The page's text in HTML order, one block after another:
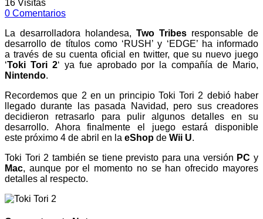
16 Visitas
0 Comentarios
La desarrolladora holandesa, Two Tribes responsable de
desarrollo de títulos como ‘RUSH’ y ‘EDGE’ ha informado
a través de su cuenta oficial en twitter, que su nuevo juego
‘Toki Tori 2‘ ya fue aprobado por la compañía de Mario,
Nintendo.
Recordemos que 2 en un principio Toki Tori 2 debió haber
llegado durante las pasada Navidad, pero sus creadores
decidieron retrasarlo para pulir algunos detalles en su
desarrollo. Ahora finalmente el juego estará disponible
este próximo 4 de abril en la eShop de Wii U.
Toki Tori 2 también se tiene previsto para una versión PC y
Mac, aunque por el momento no se han ofrecido mayores
detalles al respecto.